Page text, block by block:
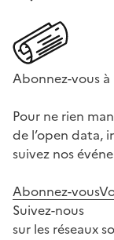
Abonnez-vous
Pour ne rien
de l’open data,
suivez nos
Abonnez-vous
Suivez-nous
sur les réseaux